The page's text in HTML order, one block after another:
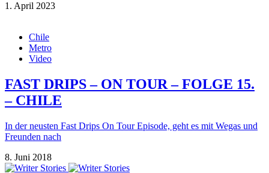
1. April 2023
Chile
Metro
Video
FAST DRIPS – ON TOUR – FOLGE 15.
– CHILE
In der neusten Fast Drips On Tour Episode, geht es mit Wegas und
Freunden nach
8. Juni 2018